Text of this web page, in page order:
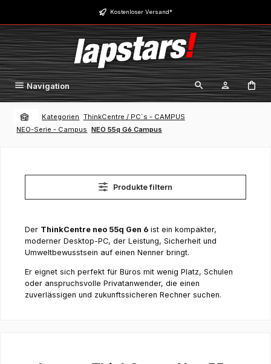
Zum Hauptinhalt springen Kostenloser Versand*
Navigation
Kategorien ThinkCentre / PC´s - CAMPUS
NEO-Serie - Campus NEO 55q G6 Campus
Produkte filtern
Der ThinkCentre neo 55q Gen 6 ist ein kompakter,
moderner Desktop-PC, der Leistung, Sicherheit und
Umweltbewusstsein auf einen Nenner bringt.
Er eignet sich perfekt für Büros mit wenig Platz, Schulen
oder anspruchsvolle Privatanwender, die einen
zuverlässigen und zukunftssicheren Rechner suchen.